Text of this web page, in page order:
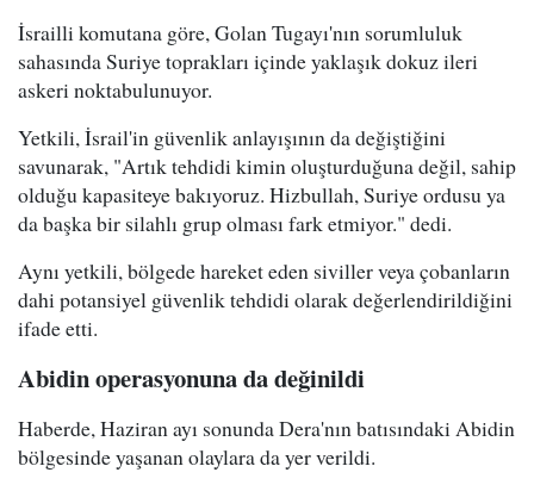
İsrailli komutana göre, Golan Tugayı'nın sorumluluk
sahasında Suriye toprakları içinde yaklaşık dokuz ileri
askeri noktabulunuyor.
Yetkili, İsrail'in güvenlik anlayışının da değiştiğini
savunarak, "Artık tehdidi kimin oluşturduğuna değil, sahip
olduğu kapasiteye bakıyoruz. Hizbullah, Suriye ordusu ya
da başka bir silahlı grup olması fark etmiyor." dedi.
Aynı yetkili, bölgede hareket eden siviller veya çobanların
dahi potansiyel güvenlik tehdidi olarak değerlendirildiğini
ifade etti.
Abidin operasyonuna da değinildi
Haberde, Haziran ayı sonunda Dera'nın batısındaki Abidin
bölgesinde yaşanan olaylara da yer verildi.